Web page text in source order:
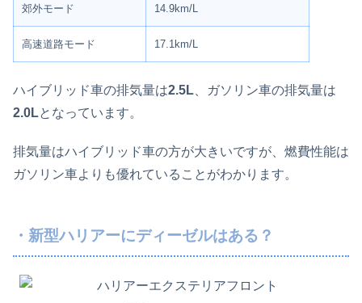
郊外モード 14.9km/L
高速道路モード 17.1km/L
ハイブリッド車の排気量は2.5L 、ガソリン車の排気量は
2.0Lとなっています。
排気量はハイブリッド車の方が大きいですが、燃費性能は
ガソリン車よりも優れていることがわかります。
・新型ハリアーにディーゼルはある？